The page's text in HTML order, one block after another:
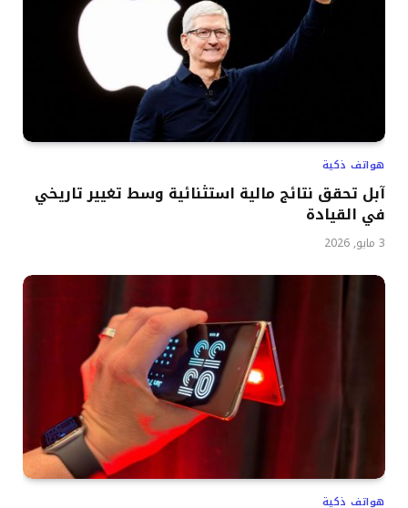
هواتف ذكية
آبل تحقق نتائج مالية استثنائية وسط تغيير تاريخي
في القيادة
3 مايو, 2026
هواتف ذكية